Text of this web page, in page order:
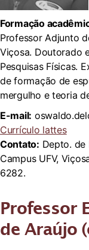
Formação
Professor Adjunto
Viçosa. Doutorado
Pesquisas Físicas.
de formação de
mergulho e teoria
E-mail:
Currículo lattes
Contato: Depto. de
Campus UFV,
6282.
Professor
de Araújo